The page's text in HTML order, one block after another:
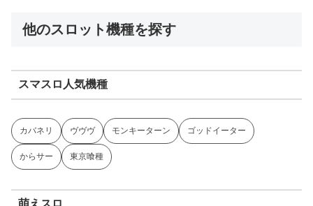
他のスロット機種を探す
スマスロ人気機種
カバネリ ヴヴヴ モンキーターン ゴッドイーター
からサー 東京喰種